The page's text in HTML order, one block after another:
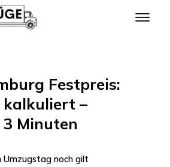
Festpreis:
–
Minuten
Umzugstag noch gilt